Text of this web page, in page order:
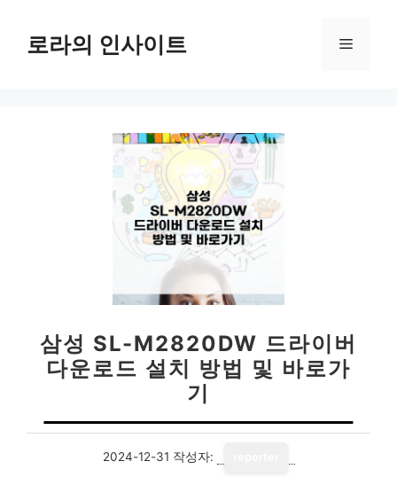
로라의 인사이트 메
삼성 SL-M2820DW 드라이버
다운로드 설치 방법 및 바로가
기
2024-12-31 작성자: